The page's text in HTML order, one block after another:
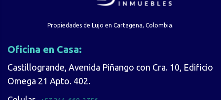
Propiedades de Lujo en Cartagena, Colombia.
Oficina en Casa:
Castillogrande, Avenida Piñango con Cra. 10, Edificio
Omega 21 Apto. 402.